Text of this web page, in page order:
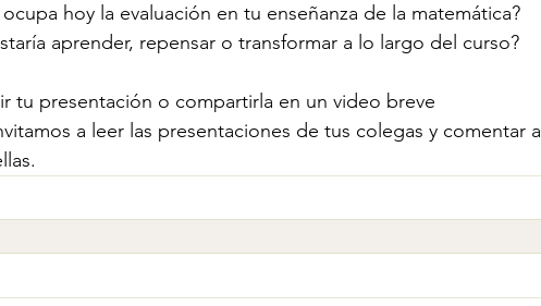
hoy la evaluación en tu enseñanza de la matemática?
aprender, repensar o transformar a lo largo del curso?
tu presentación o compartirla en un video breve
a leer las presentaciones de tus colegas y comentar al